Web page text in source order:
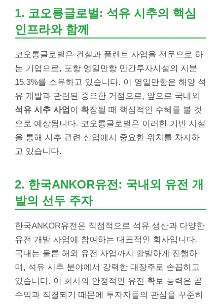
1. 코오롱글로벌: 석유 시추의 핵심
인프라와 함께
코오롱글로벌은 건설과 플랜트 사업을 전문으로 하
는 기업으로, 포항 영일만항 민간투자시설의 지분
15.3%를 소유하고 있습니다. 이 영일만항은 해양 석
유 개발과 관련된 중요한 거점으로, 앞으로 국내외
석유 시추 사업 이 확장될 때 핵심적인 수혜를 볼 것
으로 예상됩니다. 코오롱글로벌은 이러한 기반 시설
을 통해 시추 관련 산업에서 중요한 위치를 차지하
고 있습니다.
2. 한국ANKOR유전: 국내외 유전 개
발의 선두 주자
한국ANKOR유전은 직접적으로 석유 생산과 다양한
유전 개발 사업에 참여하는 대표적인 회사입니다.
국내는 물론 해외 유전 사업까지 활발하게 진행하
며, 석유 시추 분야에서 강력한 대장주로 손꼽히고
있습니다. 이 회사의 안정적인 유전 확보 능력은 곧
수익과 직결되기 때문에 투자자들의 관심을 꾸준히